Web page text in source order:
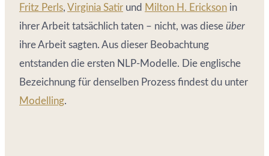
Fritz Perls, Virginia Satir und Milton H. Erickson in
ihrer Arbeit tatsächlich taten – nicht, was diese über
ihre Arbeit sagten. Aus dieser Beobachtung
entstanden die ersten NLP-Modelle. Die englische
Bezeichnung für denselben Prozess findest du unter
Modelling.